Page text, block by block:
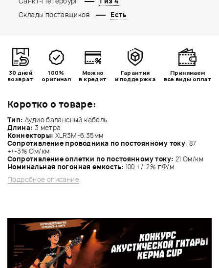
Коротко о товаре:
Тип: Аудио балансный кабель
Длина: 3 метра
Коннекторы: XLR3M-6.35мм
Сопротивление проводника по постоянному току: 87
+/-3% Ом/км
Сопротивление оплетки по постоянному току: 21 Ом/км
Номинальная погонная емкость: 100 +/-2% пФ/м
Подробное описание
Склады поставщиков
Есть
30 дней
возврат
100%
оригинал
Можно
в кредит
Гарантия
и поддержка
Принимаем
все виды оплат